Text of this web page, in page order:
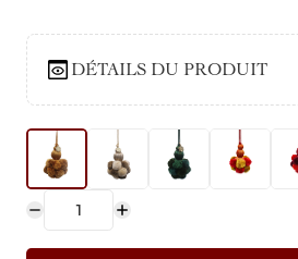
DÉTAILS DU PRODUIT